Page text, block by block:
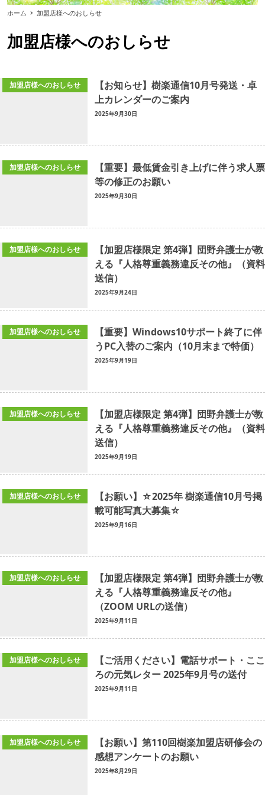
ホーム 加盟店様へのおしらせ
加盟店様へのおしらせ
加盟店様へのおしらせ
【お知らせ】樹楽通信10月号発送・卓
上カレンダーのご案内
2025年9月30日
加盟店様へのおしらせ
【重要】最低賃金引き上げに伴う求人票
等の修正のお願い
2025年9月30日
加盟店様へのおしらせ
【加盟店様限定 第4弾】団野弁護士が教
える『人格尊重義務違反その他』（資料
送信）
2025年9月24日
加盟店様へのおしらせ
【重要】Windows10サポート終了に伴
うPC入替のご案内（10月末まで特価）
2025年9月19日
加盟店様へのおしらせ
【加盟店様限定 第4弾】団野弁護士が教
える『人格尊重義務違反その他』（資料
送信）
2025年9月19日
加盟店様へのおしらせ
【お願い】☆2025年 樹楽通信10月号掲
載可能写真大募集☆
2025年9月16日
加盟店様へのおしらせ
【加盟店様限定 第4弾】団野弁護士が教
える『人格尊重義務違反その他』
（ZOOM URLの送信）
2025年9月11日
加盟店様へのおしらせ
【ご活用ください】電話サポート・ここ
ろの元気レター 2025年9月号の送付
2025年9月11日
加盟店様へのおしらせ
【お願い】第110回樹楽加盟店研修会の
感想アンケートのお願い
2025年8月29日